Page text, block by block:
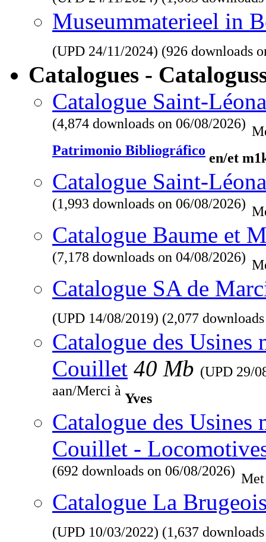
Museummaterieel in
(UPD 24/11/2024) (926 downloads
Catalogues -
Catalogue Saint-
(4,874 downloads on 06/08/2026)
Patrimonio Bibliográfico en/et
Catalogue Saint-
(1,993 downloads on 06/08/2026)
Catalogue Baume et
(7,178 downloads on 04/08/2026)
Catalogue SA de
(UPD 14/08/2019) (2,077
Catalogue des
Couillet 40 Mb (UPD 29/
aan/Merci à Yves
Catalogue des
Couillet -
(692 downloads on 06/08/2026)
Catalogue La
(UPD 10/03/2022) (1,637